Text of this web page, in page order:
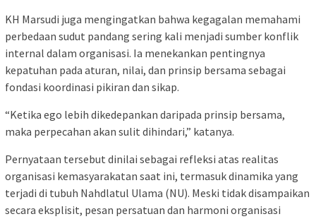
KH Marsudi juga mengingatkan bahwa kegagalan memahami
perbedaan sudut pandang sering kali menjadi sumber konflik
internal dalam organisasi. Ia menekankan pentingnya
kepatuhan pada aturan, nilai, dan prinsip bersama sebagai
fondasi koordinasi pikiran dan sikap.
“Ketika ego lebih dikedepankan daripada prinsip bersama,
maka perpecahan akan sulit dihindari,” katanya.
Pernyataan tersebut dinilai sebagai refleksi atas realitas
organisasi kemasyarakatan saat ini, termasuk dinamika yang
terjadi di tubuh Nahdlatul Ulama (NU). Meski tidak disampaikan
secara eksplisit, pesan persatuan dan harmoni organisasi